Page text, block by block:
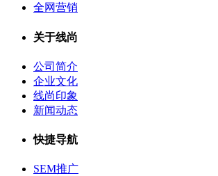
全网营销
关于线尚
公司简介
企业文化
线尚印象
新闻动态
快捷导航
SEM推广